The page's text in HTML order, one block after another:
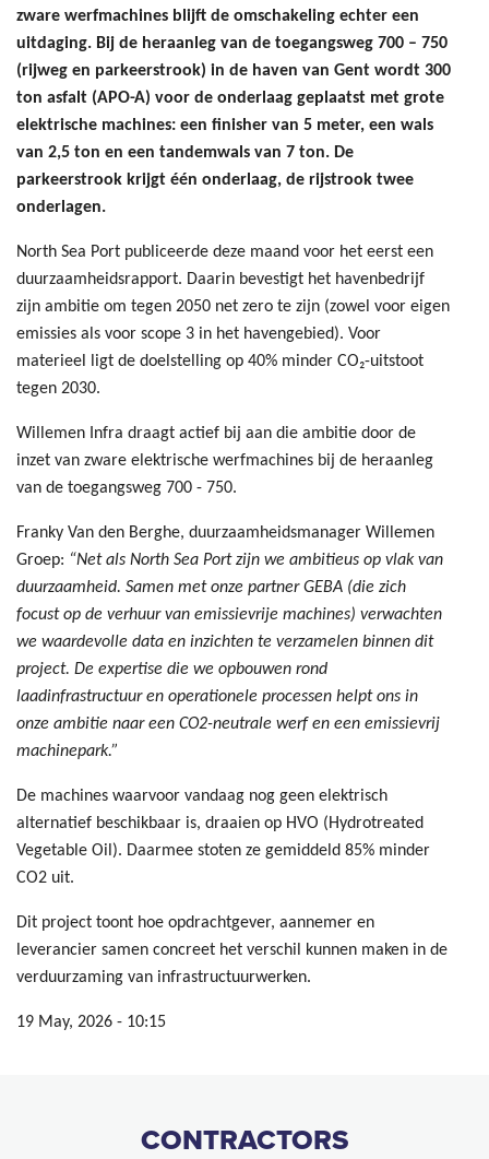
zware werfmachines blijft de omschakeling echter een
uitdaging. Bij de heraanleg van de toegangsweg 700 – 750
(rijweg en parkeerstrook) in de haven van Gent wordt 300
ton asfalt (APO-A) voor de onderlaag geplaatst met grote
elektrische machines: een finisher van 5 meter, een wals
van 2,5 ton en een tandemwals van 7 ton. De
parkeerstrook krijgt één onderlaag, de rijstrook twee
onderlagen.
North Sea Port publiceerde deze maand voor het eerst een
duurzaamheidsrapport. Daarin bevestigt het havenbedrijf
zijn ambitie om tegen 2050 net zero te zijn (zowel voor eigen
emissies als voor scope 3 in het havengebied). Voor
materieel ligt de doelstelling op 40% minder CO₂-uitstoot
tegen 2030.
Willemen Infra draagt actief bij aan die ambitie door de
inzet van zware elektrische werfmachines bij de heraanleg
van de toegangsweg 700 - 750.
Franky Van den Berghe, duurzaamheidsmanager Willemen
Groep: “Net als North Sea Port zijn we ambitieus op vlak van
duurzaamheid. Samen met onze partner GEBA (die zich
focust op de verhuur van emissievrije machines) verwachten
we waardevolle data en inzichten te verzamelen binnen dit
project. De expertise die we opbouwen rond
laadinfrastructuur en operationele processen helpt ons in
onze ambitie naar een CO2-neutrale werf en een emissievrij
machinepark.”
De machines waarvoor vandaag nog geen elektrisch
alternatief beschikbaar is, draaien op HVO (Hydrotreated
Vegetable Oil). Daarmee stoten ze gemiddeld 85% minder
CO2 uit.
Dit project toont hoe opdrachtgever, aannemer en
leverancier samen concreet het verschil kunnen maken in de
verduurzaming van infrastructuurwerken.
19 May, 2026 - 10:15
CONTRACTORS